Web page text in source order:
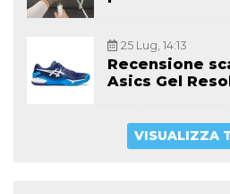
25 Lug, 14:13
Recensione
Asics Gel
VISUALIZZA